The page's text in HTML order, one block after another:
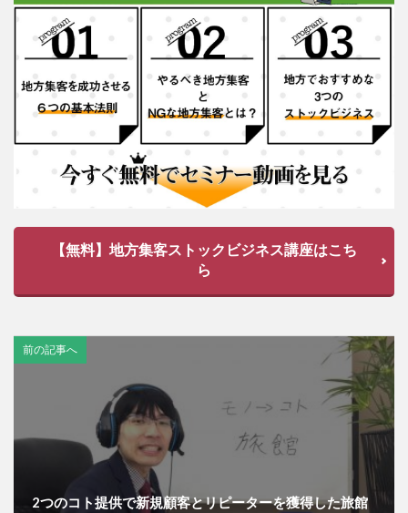
【無料】地方集客ストックビジネス講座はこち
ら
前の記事へ
2つのコト提供で新規顧客とリピーターを獲得した旅館